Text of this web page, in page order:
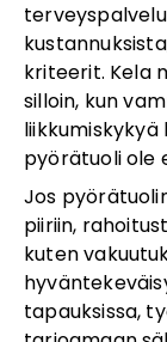
kriteerit. Kela
silloin, kun
pyörätuoli ole
Jos
piiriin,
kuten
tapauksissa,